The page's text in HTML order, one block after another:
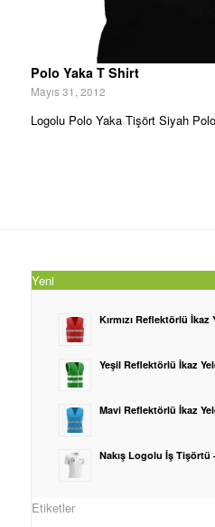
Polo Yaka T Shirt
Mayıs 31, 2012
Logolu Polo Yaka Tişört Siyah
Yeni
Kırmızı Reflektörlü
Yeşil Reflektörlü İkaz
Mavi Reflektörlü İkaz
Nakış Logolu İş Tişörtü
Etiketler